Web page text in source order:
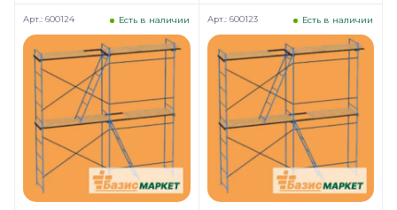
Есть в наличии
Арт.: 600124 Есть в наличии
Арт.: 600123